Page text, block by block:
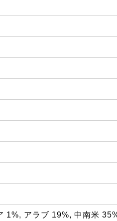
1%, アラブ 19%, 中南米